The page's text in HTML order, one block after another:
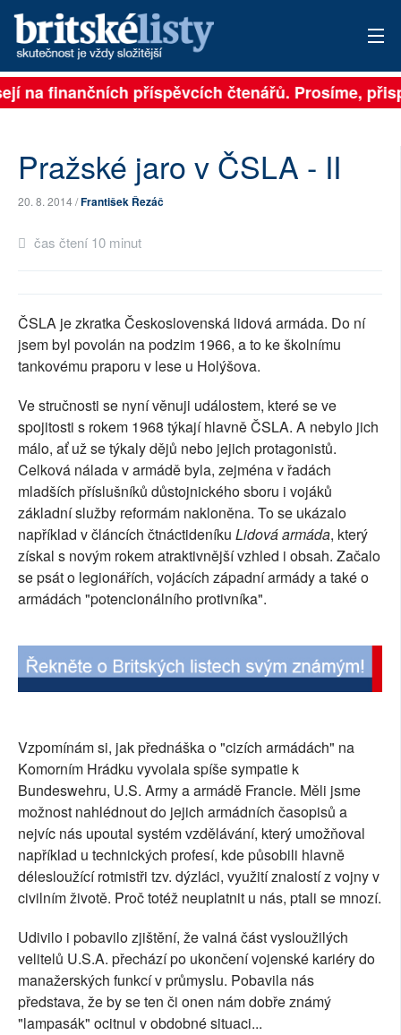
PŘIHLÁSIT
ARCHIV
AUTOŘI
SOCIÁLNÍ SÍTĚ
RUBRIKY
PLNÁ VERZE STRÁNEK
na finančních příspěvcích čtenářů. Prosíme,
Pražské jaro v ČSLA - II
20. 8. 2014 /František Řezáč
čas čtení 10 minut
ČSLA je zkratka Československá lidová armáda. Do ní
jsem byl povolán na podzim 1966, a to ke školnímu
tankovému praporu v lese u Holýšova.
Ve stručnosti se nyní věnuji událostem, které se ve
spojitosti s rokem 1968 týkají hlavně ČSLA. A nebylo jich
málo, ať už se týkaly dějů nebo jejich protagonistů.
Celková nálada v armádě byla, zejména v řadách
mladších příslušníků důstojnického sboru i vojáků
základní služby reformám nakloněna. To se ukázalo
například v článcích čtnáctideníku Lidová armáda, který
získal s novým rokem atraktivnější vzhled i obsah. Začalo
se psát o legionářích, vojácích západní armády a také o
armádách "potencionálního protivníka".
Vzpomínám si, jak přednáška o "cizích armádách" na
Komorním Hrádku vyvolala spíše sympatie k
Bundeswehru, U.S. Army a armádě Francie. Měli jsme
možnost nahlédnout do jejich armádních časopisů a
nejvíc nás upoutal systém vzdělávání, který umožňoval
například u technických profesí, kde působili hlavně
délesloužící rotmistři tzv. dýzláci, využití znalostí z vojny v
civilním životě. Proč totéž neuplatnit u nás, ptali se mnozí.
Udivilo i pobavilo zjištění, že valná část vysloužilých
velitelů U.S.A. přechází po ukončení vojenské kariéry do
manažerských funkcí v průmyslu. Pobavila nás
představa, že by se ten či onen nám dobře známý
"lampasák" ocitnul v obdobné situaci...